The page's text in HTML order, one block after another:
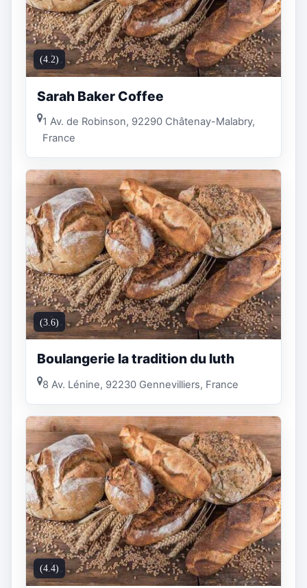
(4.2)
Sarah Baker Coffee
1 Av. de Robinson, 92290 Châtenay-Malabry,
France
(3.6)
Boulangerie la tradition du luth
8 Av. Lénine, 92230 Gennevilliers, France
(4.4)